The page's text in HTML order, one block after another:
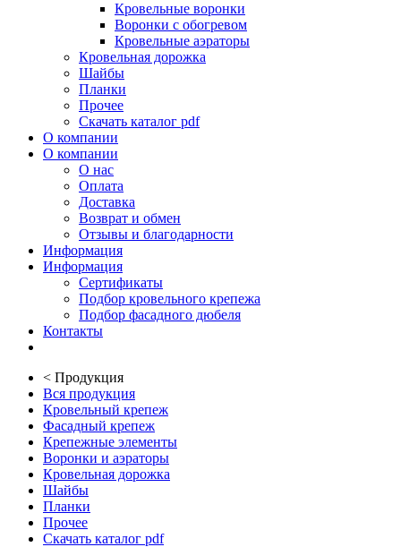
Кровельные воронки
Воронки с обогревом
Кровельные аэраторы
Кровельная дорожка
Шайбы
Планки
Прочее
Скачать каталог pdf
О компании
О компании
О нас
Оплата
Доставка
Возврат и обмен
Отзывы и благодарности
Информация
Информация
Сертификаты
Подбор кровельного крепежа
Подбор фасадного дюбеля
Контакты
< Продукция
Вся продукция
Кровельный крепеж
Фасадный крепеж
Крепежные элементы
Воронки и аэраторы
Кровельная дорожка
Шайбы
Планки
Прочее
Скачать каталог pdf